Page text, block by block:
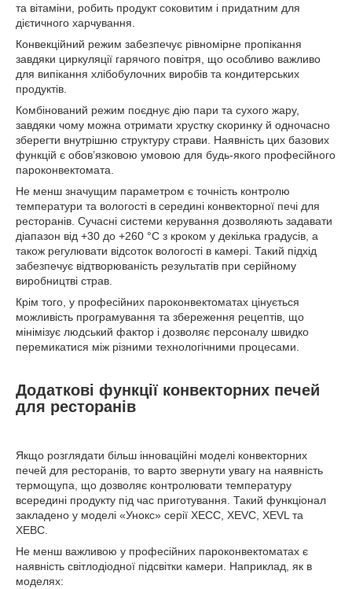
та вітаміни, робить продукт соковитим і придатним для
дієтичного харчування.
Конвекційний режим забезпечує рівномірне пропікання
завдяки циркуляції гарячого повітря, що особливо важливо
для випікання хлібобулочних виробів та кондитерських
продуктів.
Комбінований режим поєднує дію пари та сухого жару,
завдяки чому можна отримати хрустку скоринку й одночасно
зберегти внутрішню структуру страви. Наявність цих базових
функцій є обов’язковою умовою для будь-якого професійного
пароконвектомата.
Не менш значущим параметром є точність контролю
температури та вологості в середині конвекторної печі для
ресторанів. Сучасні системи керування дозволяють задавати
діапазон від +30 до +260 °C з кроком у декілька градусів, а
також регулювати відсоток вологості в камері. Такий підхід
забезпечує відтворюваність результатів при серійному
виробництві страв.
Крім того, у професійних пароконвектоматах цінується
можливість програмування та збереження рецептів, що
мінімізує людський фактор і дозволяє персоналу швидко
перемикатися між різними технологічними процесами.
Додаткові функції конвекторних печей
для ресторанів
Якщо розглядати більш інноваційні моделі конвекторних
печей для ресторанів, то варто звернути увагу на наявність
термощупа, що дозволяє контролювати температуру
всередині продукту під час приготування. Такий функціонал
закладено у моделі «Унокс» серії XECC, XEVC, XEVL та
XEBC.
Не менш важливою у професійних пароконвектоматах є
наявність світлодіодної підсвітки камери. Наприклад, як в
моделях: